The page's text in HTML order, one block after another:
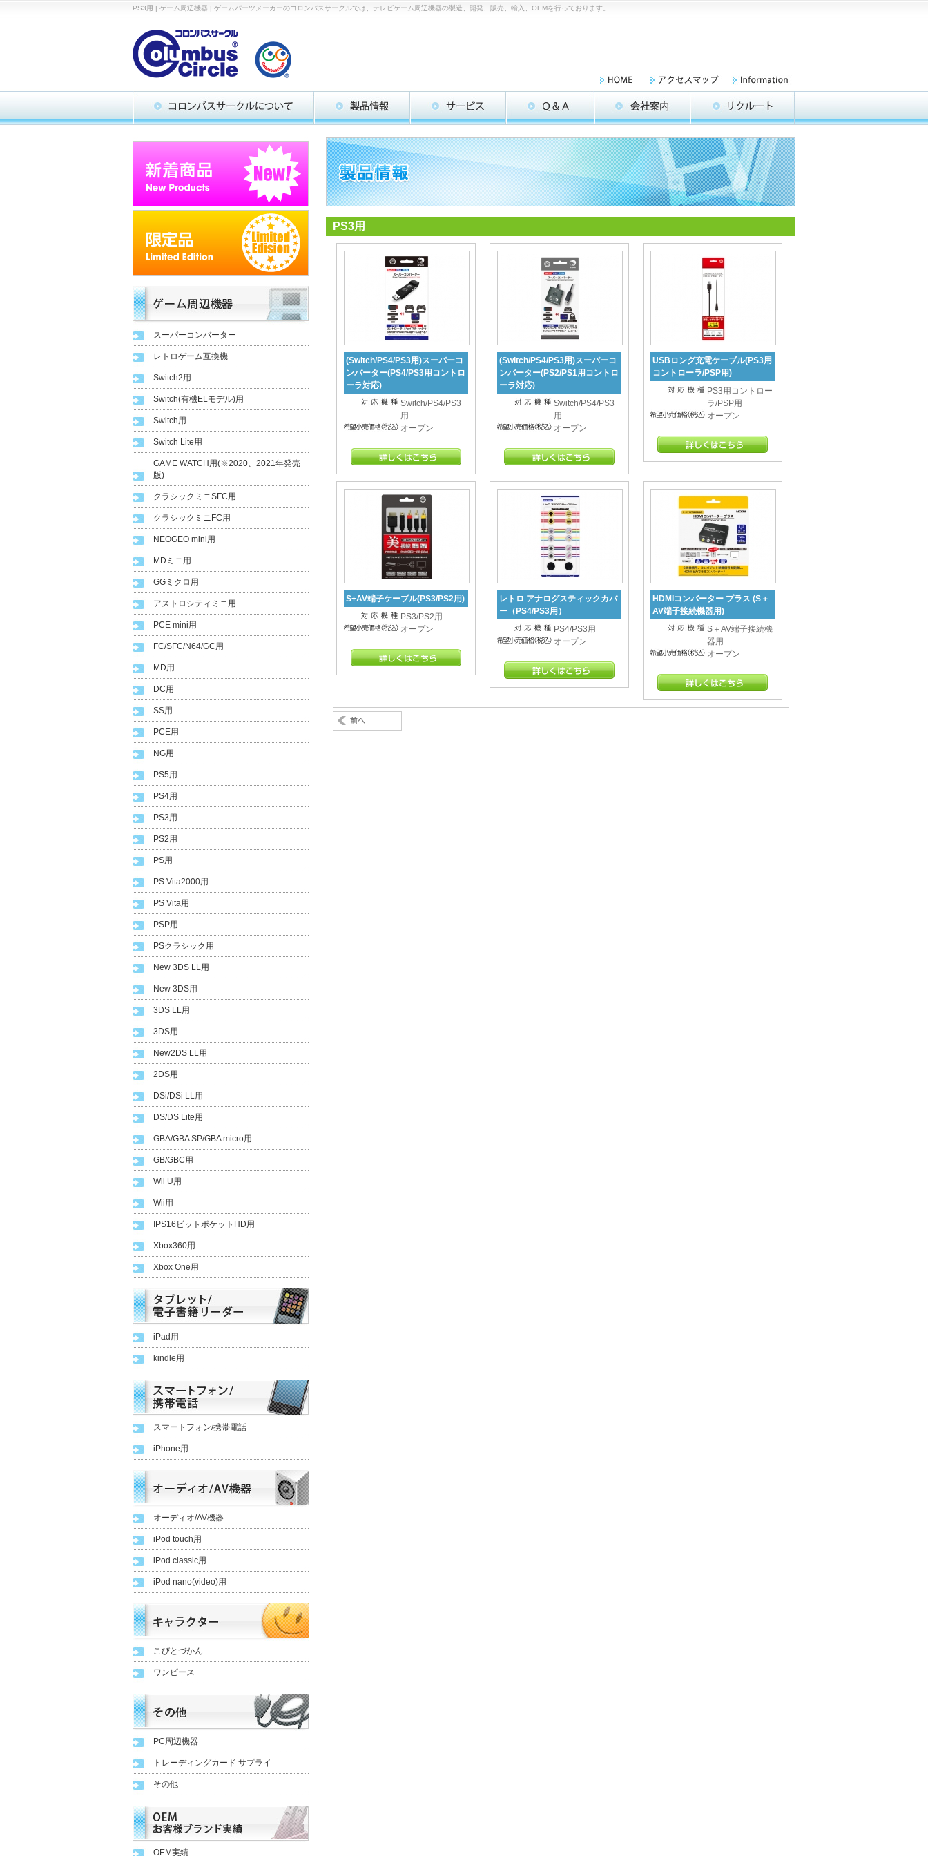
PS3用 | ゲーム周辺機器 | ゲームパーツメーカーのコロンバスサークルでは、テレビゲーム周辺機器の製造、開発、販売、輸入、OEMを行っております。
スーパーコンバーター
レトロゲーム互換機
Switch2用
Switch(有機ELモデル)用
Switch用
Switch Lite用
GAME WATCH用(※2020、2021年発売
版)
クラシックミニSFC用
クラシックミニFC用
NEOGEO mini用
MDミニ用
GGミクロ用
アストロシティミニ用
PCE mini用
FC/SFC/N64/GC用
MD用
DC用
SS用
PCE用
NG用
PS5用
PS4用
PS3用
PS2用
PS用
PS Vita2000用
PS Vita用
PSP用
PSクラシック用
New 3DS LL用
New 3DS用
3DS LL用
3DS用
New2DS LL用
2DS用
DSi/DSi LL用
DS/DS Lite用
GBA/GBA SP/GBA micro用
GB/GBC用
Wii U用
Wii用
IPS16ビットポケットHD用
Xbox360用
Xbox One用
iPad用
kindle用
スマートフォン/携帯電話
iPhone用
オーディオ/AV機器
iPod touch用
iPod classic用
iPod nano(video)用
こびとづかん
ワンピース
PC周辺機器
トレーディングカード サプライ
その他
OEM実績
PS3用
(Switch/PS4/PS3用)スーパーコ
ンバーター(PS4/PS3用コントロ
ーラ対応)
Switch/PS4/PS3
用
オープン
(Switch/PS4/PS3用)スーパーコ
ンバーター(PS2/PS1用コントロ
ーラ対応)
Switch/PS4/PS3
用
オープン
USBロング充電ケーブル(PS3用
コントローラ/PSP用)
PS3用コントロー
ラ/PSP用
オープン
S+AV端子ケーブル(PS3/PS2用)
PS3/PS2用
オープン
レトロ アナログスティックカバ
ー（PS4/PS3用）
PS4/PS3用
オープン
HDMIコンバーター プラス (S＋
AV端子接続機器用)
S＋AV端子接続機
器用
オープン